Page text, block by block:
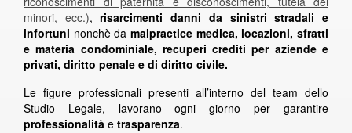
minori, ecc.),risarcimenti danni da sinistri stradali e
infortuni nonchè da malpractice medica, locazioni, sfratti
e materia condominiale, recuperi crediti per aziende e
privati, diritto penale e di diritto civile.
Le figure professionali presenti all’interno del team dello
Studio Legale, lavorano ogni giorno per garantire
professionalità e trasparenza.